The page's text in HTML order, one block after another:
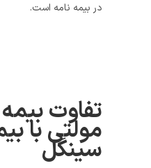
در بیمه نامه است.
تفاوت بیمه
مولتی با
سینگل